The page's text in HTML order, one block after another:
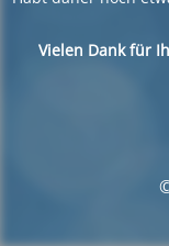
Vielen Dank für